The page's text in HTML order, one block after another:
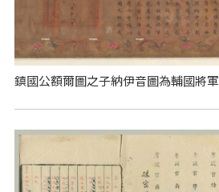
鎮國公額爾圖之子納伊音圖為輔國將軍